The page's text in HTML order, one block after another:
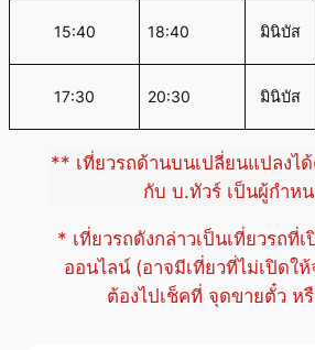
15:40 18:40 มินิบัส
17:30 20:30 มินิบัส
** เที่ยวรถด้านบนเปลี่ยนแปลงไ
กับ บ.ทัวร์ เป็นผู้กำห
* เที่ยวรถดังกล่าวเป็นเที่ยวรถที่
ออนไลน์ (อาจมีเที่ยวที่ไม่เปิดใ
ต้องไปเช็คที่ จุดขายตั๋ว ห